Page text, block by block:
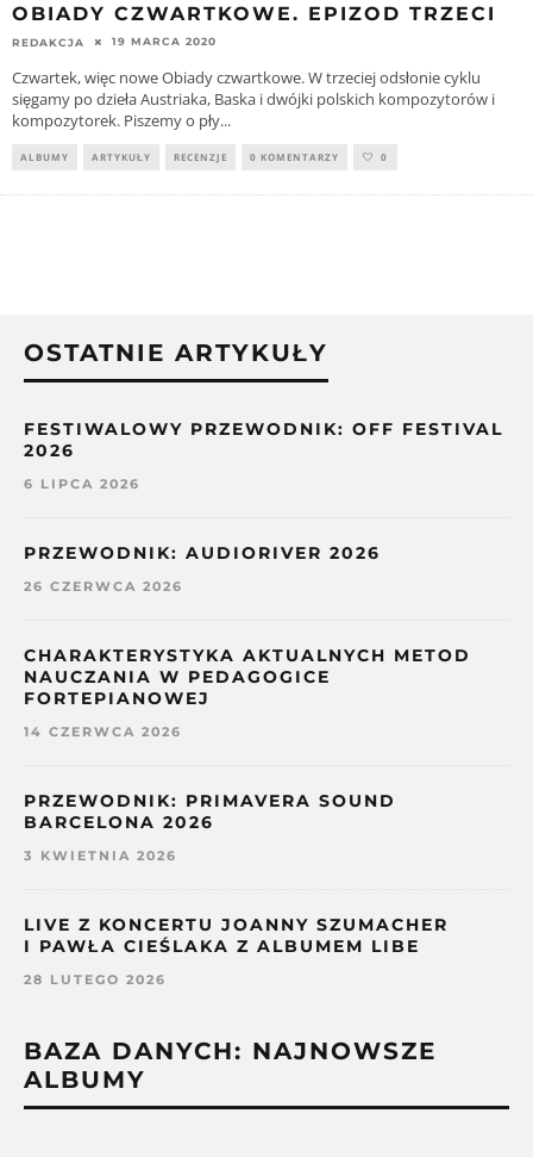
OBIADY CZWARTKOWE. EPIZOD TRZECI
REDAKCJA 19 MARCA 2020
Czwartek, więc nowe Obiady czwartkowe. W trzeciej odsłonie cyklu
sięgamy po dzieła Austriaka, Baska i dwójki polskich kompozytorów i
kompozytorek. Piszemy o pły...
ALBUMY ARTYKUŁY RECENZJE 0 KOMENTARZY 0
OSTATNIE ARTYKUŁY
FESTIWALOWY PRZEWODNIK: OFF FESTIVAL
2026
6 LIPCA 2026
PRZEWODNIK: AUDIORIVER 2026
26 CZERWCA 2026
CHARAKTERYSTYKA AKTUALNYCH METOD
NAUCZANIA W PEDAGOGICE
FORTEPIANOWEJ
14 CZERWCA 2026
PRZEWODNIK: PRIMAVERA SOUND
BARCELONA 2026
3 KWIETNIA 2026
LIVE Z KONCERTU JOANNY SZUMACHER
I PAWŁA CIEŚLAKA Z ALBUMEM LIBE
28 LUTEGO 2026
BAZA DANYCH: NAJNOWSZE
ALBUMY